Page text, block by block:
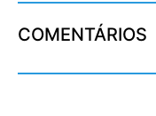
COMENTÁRIOS